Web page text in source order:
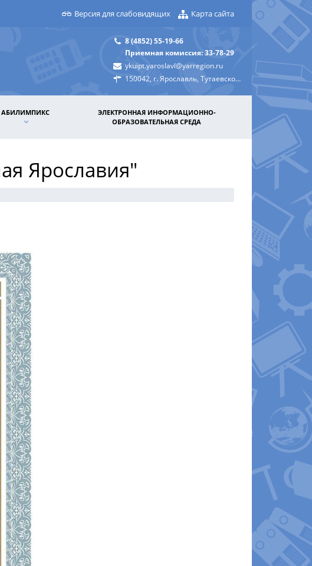
Версия для слабовидящих Карта сайта
8 (4852) 55-19-66
Приемная комиссия: 33-78-29
ykuipt.yaroslavl@yarregion.ru
150042, г. Ярославль, Тутаевское шоссе, д. 31а
АБИЛИМПИКС
ЭЛЕКТРОННАЯ ИНФОРМАЦИОННО-
ОБРАЗОВАТЕЛЬНАЯ СРЕДА
Ярославия"